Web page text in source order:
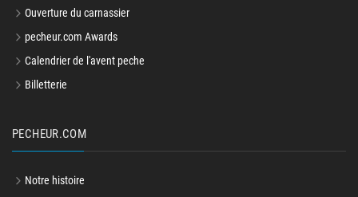
Ouverture du carnassier
pecheur.com Awards
Calendrier de l'avent peche
Billetterie
PECHEUR.COM
Notre histoire